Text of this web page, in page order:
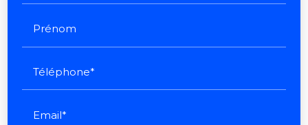
Prénom
Téléphone*
Email*